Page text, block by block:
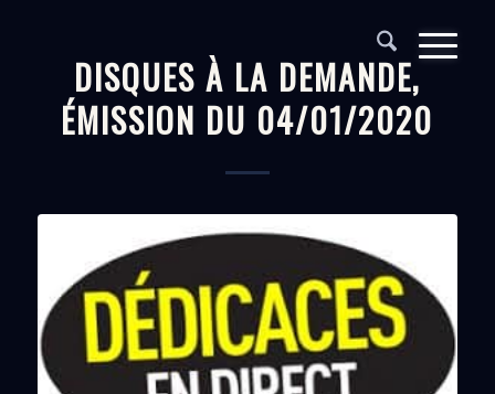
DISQUES À LA DEMANDE,
ÉMISSION DU 04/01/2020